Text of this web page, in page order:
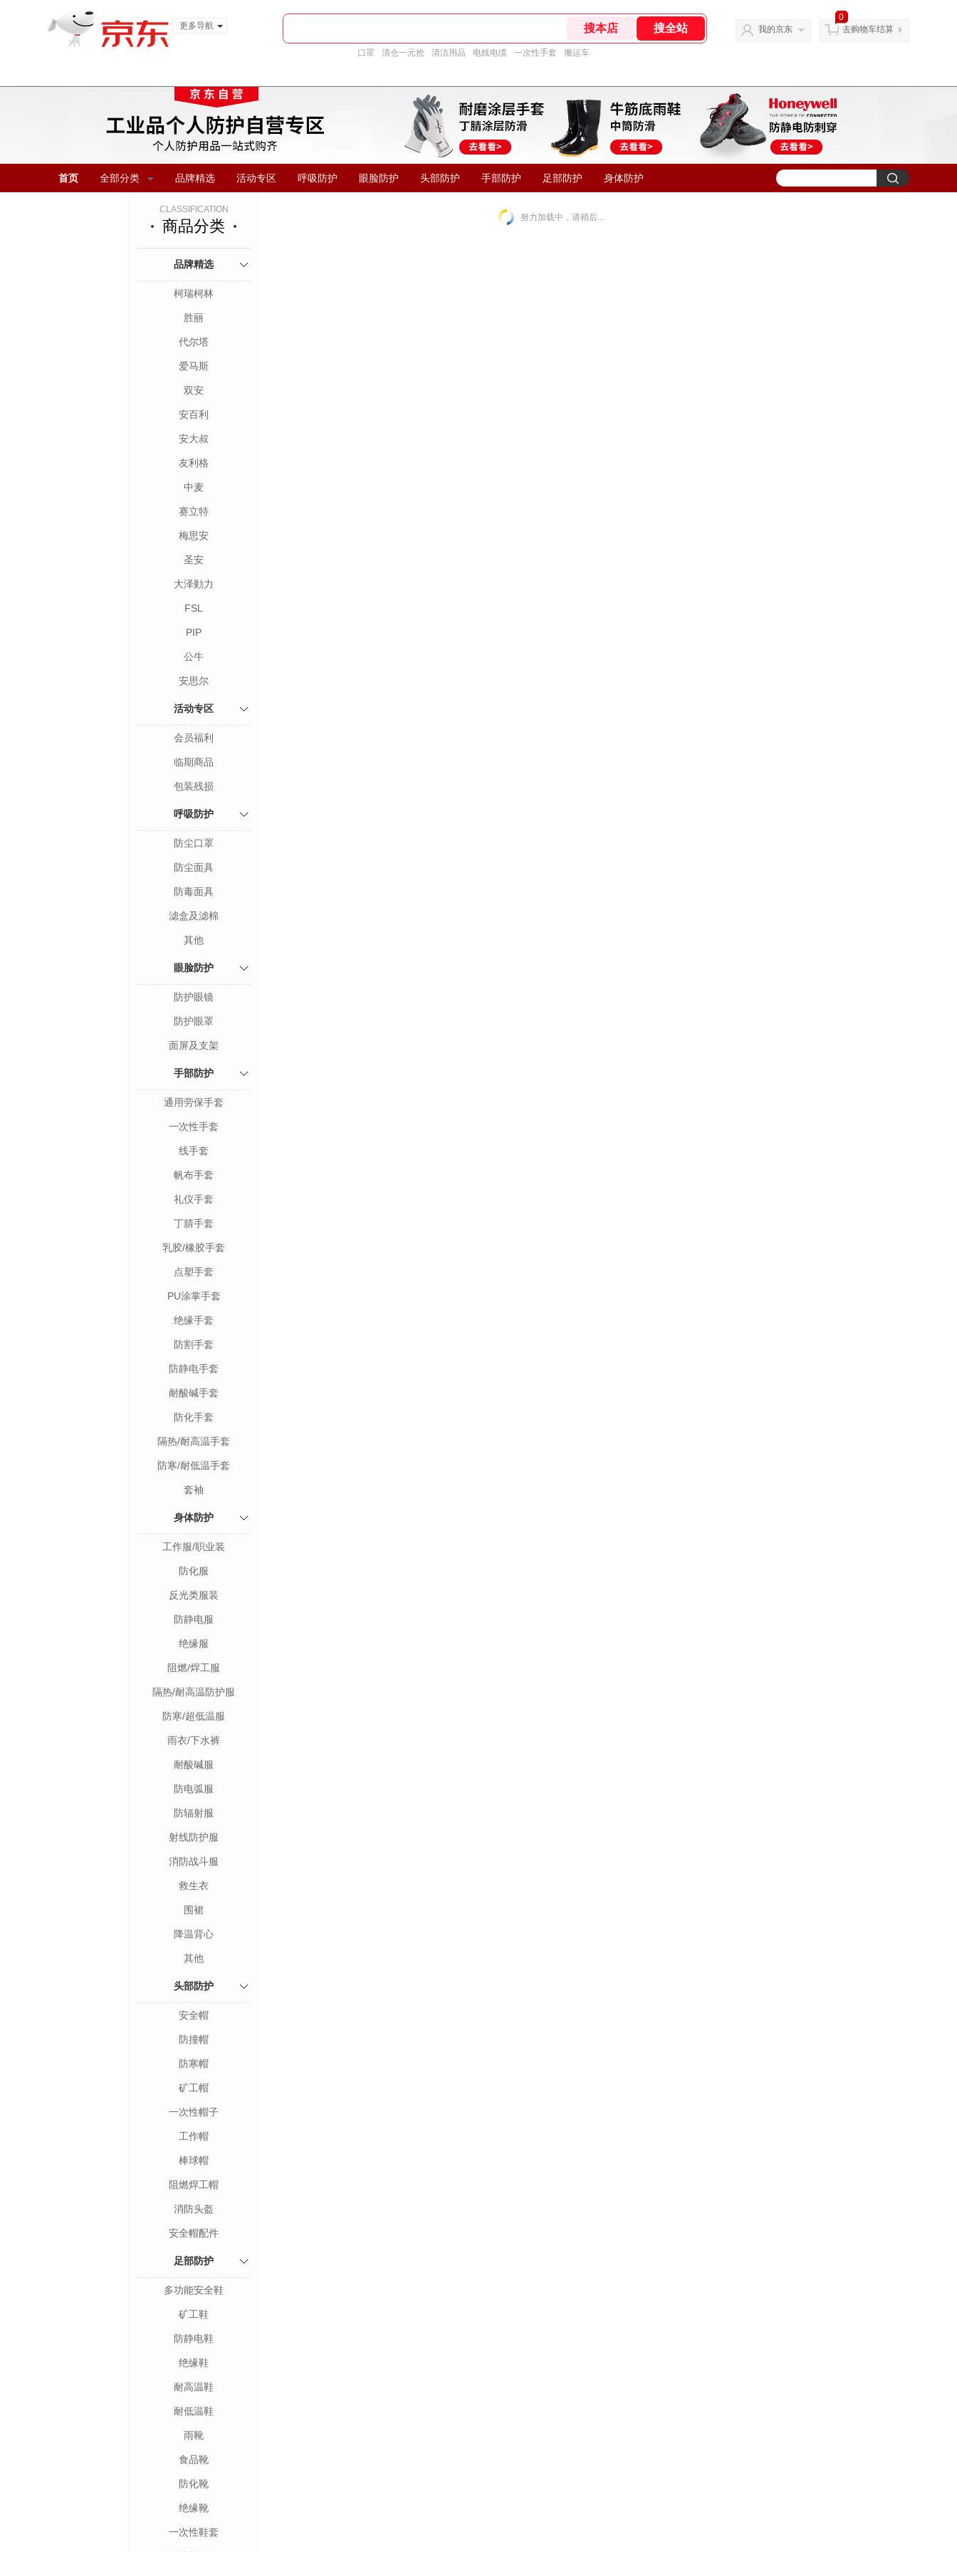
更多导航
口罩 清仓一元抢 清洁用品 电线电缆 一次性手套 搬运车
我的京东
0
去购物车结算
首页 全部分类 品牌精选 活动专区 呼吸防护 眼脸防护 头部防护 手部防护 足部防护 身体防护
CLASSIFICATION
商品分类
品牌精选
柯瑞柯林
胜丽
代尔塔
爱马斯
双安
安百利
安大叔
友利格
中麦
赛立特
梅思安
圣安
大泽勭力
FSL
PIP
公牛
安思尔
活动专区
会员福利
临期商品
包装残损
呼吸防护
防尘口罩
防尘面具
防毒面具
滤盒及滤棉
其他
眼脸防护
防护眼镜
防护眼罩
面屏及支架
手部防护
通用劳保手套
一次性手套
线手套
帆布手套
礼仪手套
丁腈手套
乳胶/橡胶手套
点塑手套
PU涂掌手套
绝缘手套
防割手套
防静电手套
耐酸碱手套
防化手套
隔热/耐高温手套
防寒/耐低温手套
套袖
身体防护
工作服/职业装
防化服
反光类服装
防静电服
绝缘服
阻燃/焊工服
隔热/耐高温防护服
防寒/超低温服
雨衣/下水裤
耐酸碱服
防电弧服
防辐射服
射线防护服
消防战斗服
救生衣
围裙
降温背心
其他
头部防护
安全帽
防撞帽
防寒帽
矿工帽
一次性帽子
工作帽
棒球帽
阻燃焊工帽
消防头盔
安全帽配件
足部防护
多功能安全鞋
矿工鞋
防静电鞋
绝缘鞋
耐高温鞋
耐低温鞋
雨靴
食品靴
防化靴
绝缘靴
一次性鞋套
努力加载中，请稍后...